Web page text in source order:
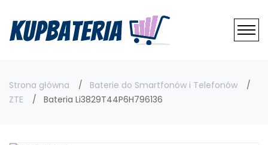
Strona główna
Baterie do Smartfonów i Telefonów
ZTE
Bateria Li3829T44P6H796136